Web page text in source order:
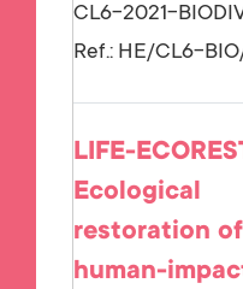
CL6-2021-
Ref.: HE/CL6-
LIFE-
Ecological
restoration of
human-